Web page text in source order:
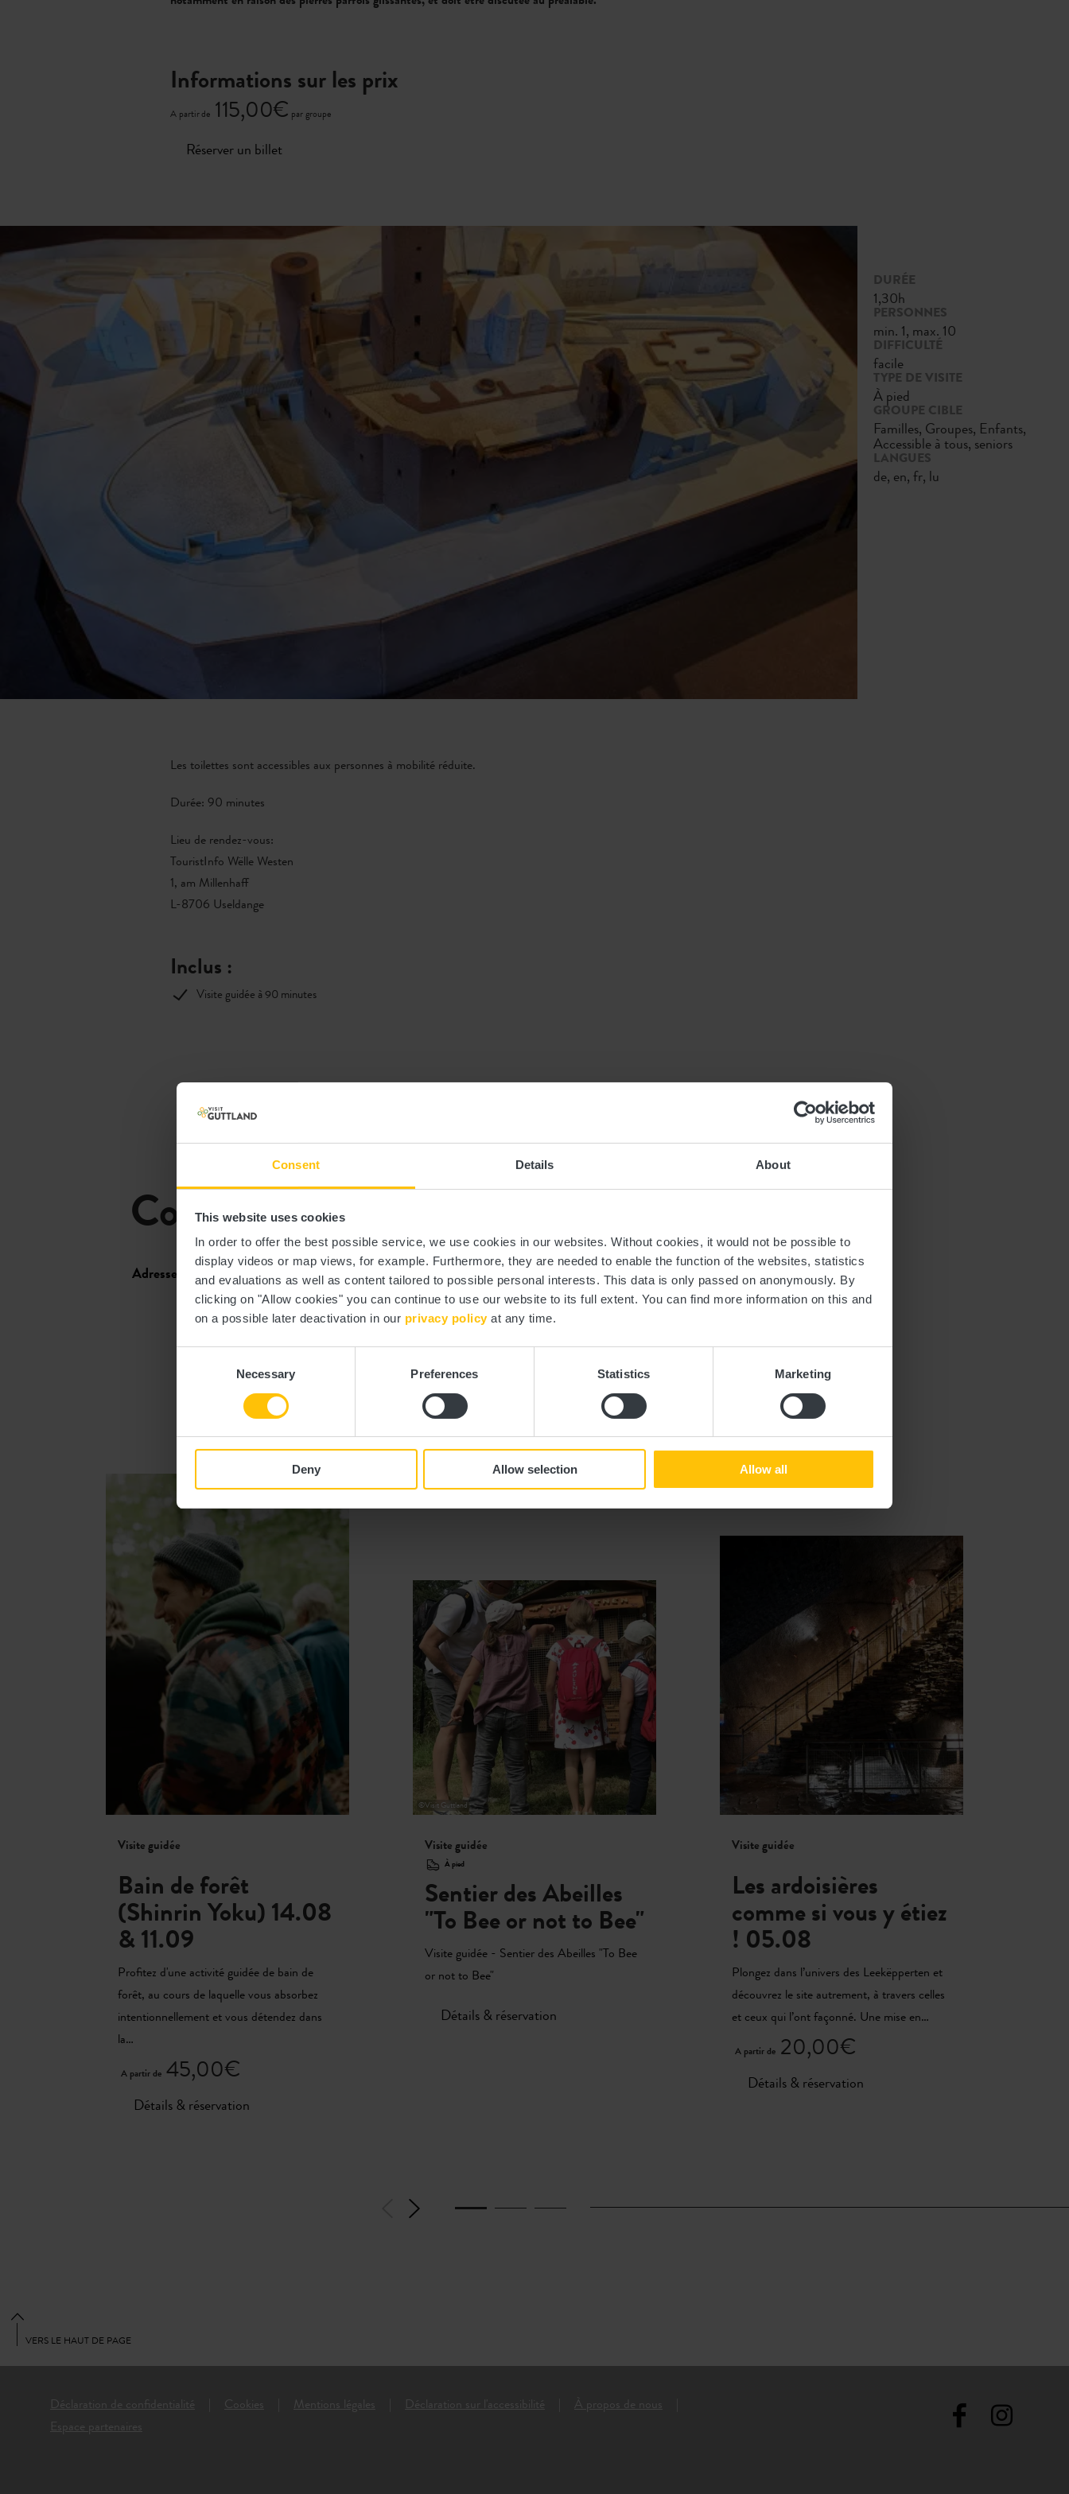
Consent Details About
This website uses cookies
In order to offer the best possible service, we use cookies in our websites. Without cookies, it would not be possible to
display videos or map views, for example. Furthermore, they are needed to enable the function of the websites, statistics
and evaluations as well as content tailored to possible personal interests. This data is only passed on anonymously. By
clicking on "Allow cookies" you can continue to use our website to its full extent. You can find more information on this and
on a possible later deactivation in our privacy policy at any time.
Necessary Preferences Statistics Marketing
Deny Allow selection Allow all
Informations sur les prix
A partir de 115,00€ par groupe
Réserver un billet
DURÉE
1,30h
PERSONNES
min. 1, max. 10
DIFFICULTÉ
facile
TYPE DE VISITE
À pied
GROUPE CIBLE
Familles, Groupes, Enfants,
Accessible à tous, seniors
LANGUES
de, en, fr, lu
Les toilettes sont accessibles aux personnes à mobilité réduite.
Durée: 90 minutes
Lieu de rendez-vous:
TouristInfo Wëlle Westen
1, am Millenhaff
L-8706 Useldange
Inclus :
Visite guidée à 90 minutes
Contact
Adresse:
Useldange Castle
2, rue de l'Église
L-8706 Useldange
Afficher sur la carte
Tél. :
+352 23 63 00 51 29
E-mail:
info@visitguttland.lu
Visites guidées similaires
Visite guidée
Bain de forêt
(Shinrin Yoku) 14.08
& 11.09
Profitez d'une activité guidée de bain de
forêt, au cours de laquelle vous absorbez
intentionnellement et vous détendez dans
la…
Détails & réservation
A partir de 45,00€
©Visit Guttland
Visite guidée
À pied
Sentier des Abeilles
"To Bee or not to Bee"
Visite guidée - Sentier des Abeilles "To Bee
or not to Bee"
Détails & réservation
Visite guidée
Les ardoisières
comme si vous y étiez
! 05.08
Plongez dans l’univers des Leekëpperten et
découvrez le site autrement, à travers celles
et ceux qui l’ont façonné. Une mise en…
Détails & réservation
A partir de 20,00€
Déclaration de confidentialité Cookies Mentions légales Déclaration sur l'accessibilité
À propos de nous
Espace partenaires
VERS LE HAUT DE PAGE